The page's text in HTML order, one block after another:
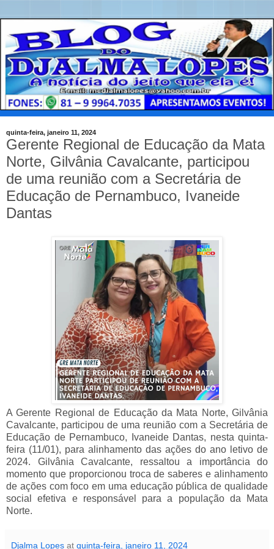
quinta-feira, janeiro 11, 2024
Gerente Regional de Educação da Mata
Norte, Gilvânia Cavalcante, participou
de uma reunião com a Secretária de
Educação de Pernambuco, Ivaneide
Dantas
A Gerente Regional de Educação da Mata Norte, Gilvânia
Cavalcante, participou de uma reunião com a Secretária de
Educação de Pernambuco, Ivaneide Dantas, nesta quinta-
feira (11/01), para alinhamento das ações do ano letivo de
2024. Gilvânia Cavalcante, ressaltou a importância do
momento que proporcionou troca de saberes e alinhamento
de ações com foco em uma educação pública de qualidade
social efetiva e responsável para a população da Mata
Norte.
Djalma Lopes at quinta-feira, janeiro 11, 2024